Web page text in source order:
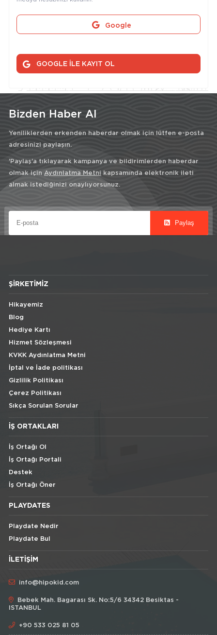
Google
GOOGLE İLE KAYIT OL
Bizden Haber Al
Yeniliklerden erkenden haberdar olmak için lütfen e-posta
adresinizi paylaşın.
'Paylaş'a tıklayarak kampanya ve bildirimlerden haberdar
olmak için Aydınlatma Metni kapsamında elektronik ileti
almak istediğinizi onaylıyorsunuz.
Paylaş
ŞIRKETIMIZ
Hikayemiz
Blog
Hediye Kartı
Hizmet Sözleşmesi
KVKK Aydınlatma Metni
İptal ve İade politikası
Gizlilik Politikası
Çerez Politikası
Sıkça Sorulan Sorular
İŞ ORTAKLARI
İş Ortağı Ol
İş Ortağı Portali
Destek
İş Ortağı Öner
PLAYDATES
Playdate Nedir
Playdate Bul
İLETIŞIM
info@hipokid.com
Bebek Mah. Bagarası Sk. No:5/6 34342 Besiktas -
ISTANBUL
+90 533 025 81 05